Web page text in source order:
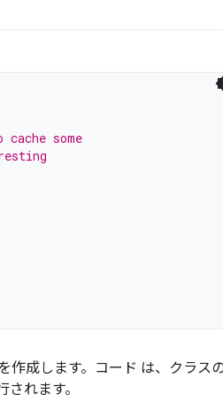
cache some
作成します。コード は、クラス
れます。